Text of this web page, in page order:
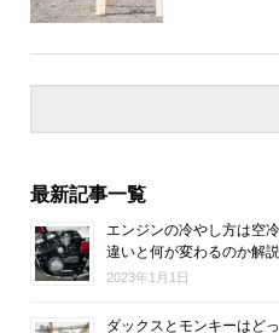
最新記事一覧
エンジンの冷やし方は空
違いと何が変わるのか解説
2023年1月1日
ダックスとモンキーはど